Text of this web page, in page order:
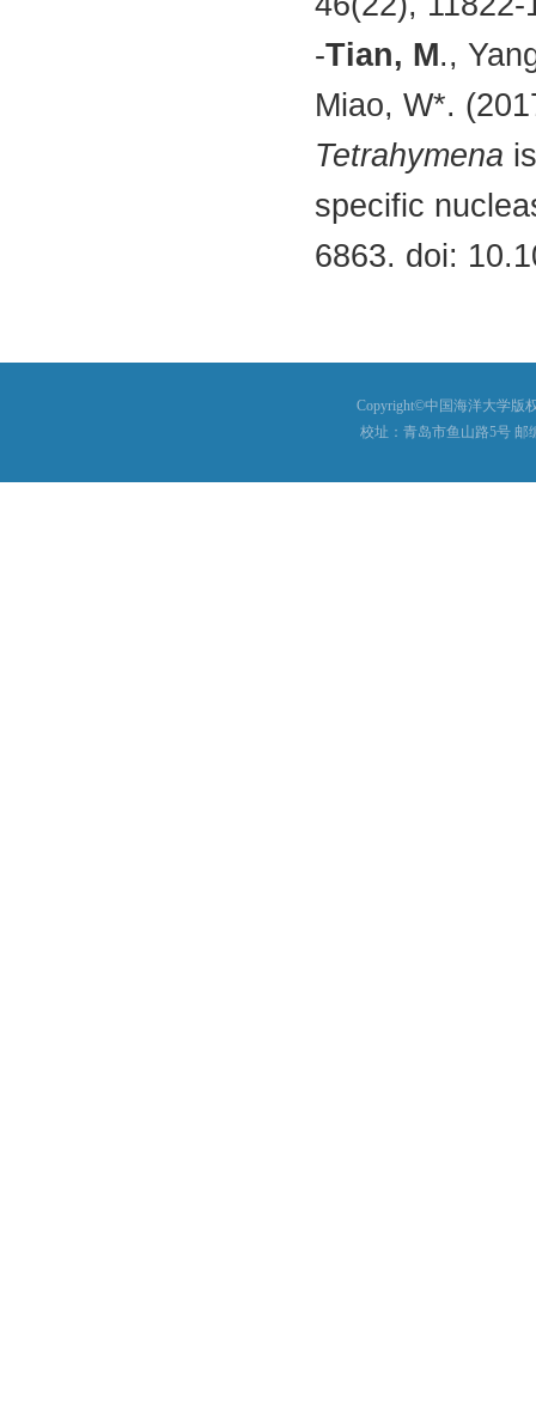
-Tian, M.,
Miao, W*.
Tetrahymena
specific
6863. doi:
Copyright©中国海洋大学版
校址：青岛市鱼山路5号 邮